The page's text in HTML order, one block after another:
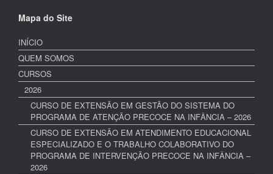
Mapa do Site
INÍCIO
QUEM SOMOS
CURSOS
2026
CURSO DE EXTENSÃO EM GESTÃO DO SISTEMA DO
PROGRAMA DE ATENÇÃO PRECOCE NA INFÂNCIA – 2026
CURSO DE EXTENSÃO EM ATENDIMENTO EDUCACIONAL
ESPECIALIZADO E O TRABALHO COLABORATIVO DO
PROGRAMA DE INTERVENÇÃO PRECOCE NA INFÂNCIA –
2026